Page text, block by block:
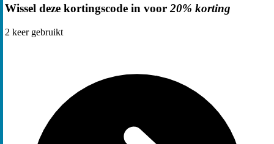
Wissel deze kortingscode in voor 20% korting
2 keer gebruikt